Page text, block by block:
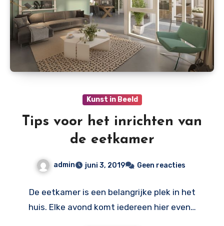
Kunst in Beeld
Tips voor het inrichten van
de eetkamer
admin juni 3, 2019 Geen reacties
De eetkamer is een belangrijke plek in het
huis. Elke avond komt iedereen hier even…